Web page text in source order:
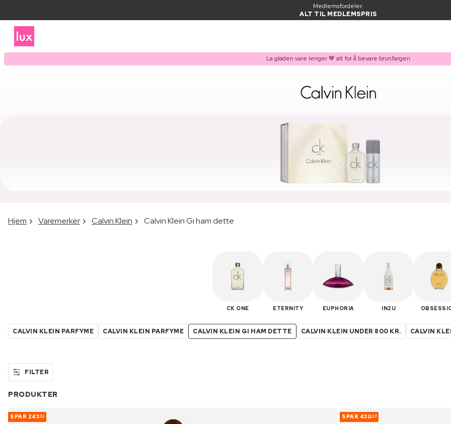
Medlemsfordeler:
ALT TIL MEDLEMSPRIS
La gløden vare lenger 🤎 alt for å bevare brunfargen
Hjem Varemerker Calvin Klein Calvin Klein Gi ham dette
CK ONE ETERNITY EUPHORIA IN2U
CALVIN KLEIN PARFYME CALVIN KLEIN PARFYME CALVIN KLEIN GI HAM DETTE CALVIN KLEIN UNDER 800 KR. CALVIN
FILTER
PRODUKTER
SPAR 243 92 SPAR 430 64